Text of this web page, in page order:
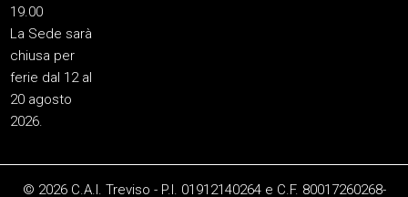
19.00
La Sede sarà
chiusa per
ferie dal 12 al
20 agosto
2026.
© 2026 C.A.I. Treviso - P.I. 01912140264 e C.F. 80017260268-